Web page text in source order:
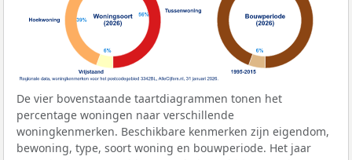
De vier bovenstaande taartdiagrammen tonen het
percentage woningen naar verschillende
woningkenmerken. Beschikbare kenmerken zijn eigendom,
bewoning, type, soort woning en bouwperiode. Het jaar